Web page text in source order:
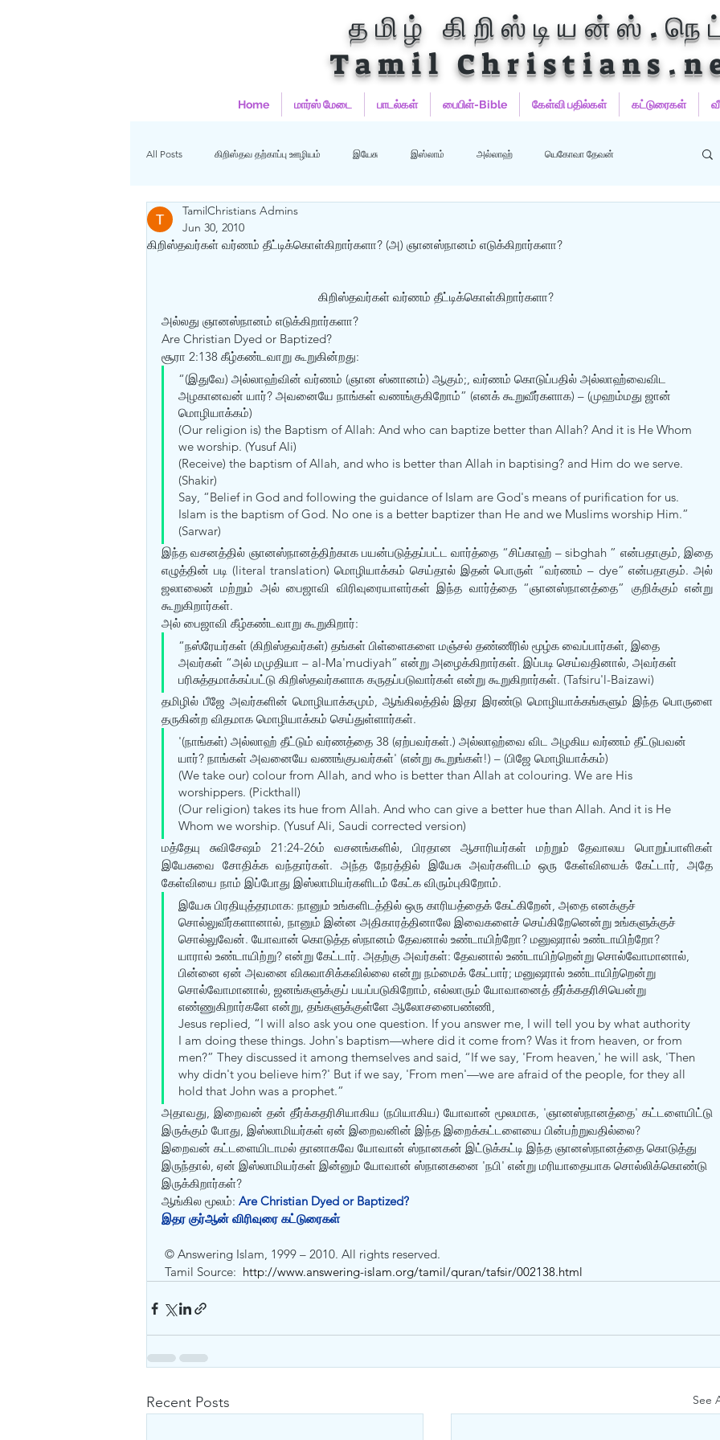
தமிழ்
Tamil
Home மார்ஸ் மேடை பாடல்கள் பைபிள்-Bible கேள்வி பதில்கள் கட்டுரைகள்
All Posts கிறிஸ்தவ தற்காப்பு ஊழியம் இயேசு இஸ்லாம் அல்லாஹ் யெகோவா தேவன்
ஹதீஸ்கள் Uncategorized
கிறிஸ்தவர்கள் வர்ணம் தீட்டிக்கொள்கிறார்களா? (அ) ஞானஸ்நானம் எடுக்கிறார்களா?
TamilChristians Admins
Jun 30, 2010
கிறிஸ்தவர்கள் வர்ணம் தீட்டிக்கொள்கிறார்களா?
அல்லது ஞானஸ்நானம் எடுக்கிறார்களா?
Are Christian Dyed or Baptized?
சூரா 2:138 கீழ்கண்டவாறு கூறுகின்றது:
“(இதுவே) அல்லாஹ்வின் வர்ணம் (ஞான ஸ்னானம்) ஆகும்;, வர்ணம் கொடுப்பதில் அல்லாஹ்வைவிட
அழகானவன் யார்? அவனையே நாங்கள் வணங்குகிறோம்” (எனக் கூறுவீர்களாக) – (முஹம்மது ஜான்
மொழியாக்கம்)
(Our religion is) the Baptism of Allah: And who can baptize better than Allah? And it is He Whom
we worship. (Yusuf Ali)
(Receive) the baptism of Allah, and who is better than Allah in baptising? and Him do we serve.
(Shakir)
Say, “Belief in God and following the guidance of Islam are God's means of purification for us.
Islam is the baptism of God. No one is a better baptizer than He and we Muslims worship Him.”
(Sarwar)
இந்த வசனத்தில் ஞானஸ்நானத்திற்காக பயன்படுத்தப்பட்ட வார்த்தை “சிப்காஹ் – sibghah ” என்பதாகும், இதை
எழுத்தின் படி (literal translation) மொழியாக்கம் செய்தால் இதன் பொருள் “வர்ணம் – dye” என்பதாகும். அல்
ஜலாலைன் மற்றும் அல் பைஜாவி விரிவுரையாளர்கள் இந்த வார்த்தை “ஞானஸ்நானத்தை” குறிக்கும் என்று
கூறுகிறார்கள்.
அல் பைஜாவி கீழ்கண்டவாறு கூறுகிறார்:
“நஸ்ரேயர்கள் (கிறிஸ்தவர்கள்) தங்கள் பிள்ளைகளை மஞ்சல் தண்ணீரில் மூழ்க வைப்பார்கள், இதை
அவர்கள் “அல் மமுதியா – al-Ma'mudiyah” என்று அழைக்கிறார்கள். இப்படி செய்வதினால், அவர்கள்
பரிசுத்தமாக்கப்பட்டு கிறிஸ்தவர்களாக கருதப்படுவார்கள் என்று கூறுகிறார்கள். (Tafsiru'l-Baizawi)
தமிழில் பீஜே அவர்களின் மொழியாக்கமும், ஆங்கிலத்தில் இதர இரண்டு மொழியாக்கங்களும் இந்த பொருளை
தருகின்ற விதமாக மொழியாக்கம் செய்துள்ளார்கள்.
'(நாங்கள்) அல்லாஹ் தீட்டும் வர்ணத்தை 38 (ஏற்பவர்கள்.) அல்லாஹ்வை விட அழகிய வர்ணம் தீட்டுபவன்
யார்? நாங்கள் அவனையே வணங்குபவர்கள்' (என்று கூறுங்கள்!) – (பிஜே மொழியாக்கம்)
(We take our) colour from Allah, and who is better than Allah at colouring. We are His
worshippers. (Pickthall)
(Our religion) takes its hue from Allah. And who can give a better hue than Allah. And it is He
Whom we worship. (Yusuf Ali, Saudi corrected version)
மத்தேயு சுவிசேஷம் 21:24-26ம் வசனங்களில், பிரதான ஆசாரியர்கள் மற்றும் தேவாலய பொறுப்பாளிகள்
இயேசுவை சோதிக்க வந்தார்கள். அந்த நேரத்தில் இயேசு அவர்களிடம் ஒரு கேள்வியைக் கேட்டார், அதே
கேள்வியை நாம் இப்போது இஸ்லாமியர்களிடம் கேட்க விரும்புகிறோம்.
இயேசு பிரதியுத்தரமாக: நானும் உங்களிடத்தில் ஒரு காரியத்தைக் கேட்கிறேன், அதை எனக்குச்
சொல்லுவீர்களானால், நானும் இன்ன அதிகாரத்தினாலே இவைகளைச் செய்கிறேனென்று உங்களுக்குச்
சொல்லுவேன். யோவான் கொடுத்த ஸ்நானம் தேவனால் உண்டாயிற்றோ? மனுஷரால் உண்டாயிற்றோ?
யாரால் உண்டாயிற்று? என்று கேட்டார். அதற்கு அவர்கள்: தேவனால் உண்டாயிற்றென்று சொல்வோமானால்,
பின்னை ஏன் அவனை விசுவாசிக்கவில்லை என்று நம்மைக் கேட்பார்; மனுஷரால் உண்டாயிற்றென்று
சொல்வோமானால், ஜனங்களுக்குப் பயப்படுகிறோம், எல்லாரும் யோவானைத் தீர்க்கதரிசியென்று
எண்ணுகிறார்களே என்று, தங்களுக்குள்ளே ஆலோசனைபண்ணி,
Jesus replied, “I will also ask you one question. If you answer me, I will tell you by what authority
I am doing these things. John's baptism—where did it come from? Was it from heaven, or from
men?” They discussed it among themselves and said, “If we say, 'From heaven,' he will ask, 'Then
why didn't you believe him?' But if we say, 'From men'—we are afraid of the people, for they all
hold that John was a prophet.”
அதாவது, இறைவன் தன் தீர்க்கதரிசியாகிய (நபியாகிய) யோவான் மூலமாக, 'ஞானஸ்நானத்தை' கட்டளையிட்டு
இருக்கும் போது, இஸ்லாமியர்கள் ஏன் இறைவனின் இந்த இறைக்கட்டளையை பின்பற்றுவதில்லை?
இறைவன் கட்டளையிடாமல் தானாகவே யோவான் ஸ்நானகன் இட்டுக்கட்டி இந்த ஞானஸ்நானத்தை கொடுத்து
இருந்தால், ஏன் இஸ்லாமியர்கள் இன்னும் யோவான் ஸ்நானகனை 'நபி' என்று மரியாதையாக சொல்லிக்கொண்டு
இருக்கிறார்கள்?
ஆங்கில மூலம்: Are Christian Dyed or Baptized?
இதர குர்‍ஆன் விரிவுரை கட்டுரைகள்
© Answering Islam, 1999 – 2010. All rights reserved.
Tamil Source: http://www.answering-islam.org/tamil/quran/tafsir/002138.html
Recent Posts See